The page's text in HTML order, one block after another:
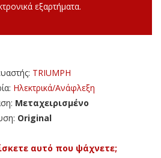
εξαρτήματα.
TRIUMPH
Ηλεκτρικά/Ανάφλεξη
Μεταχειρισμένο
Original
αυτό που ψάχνετε;